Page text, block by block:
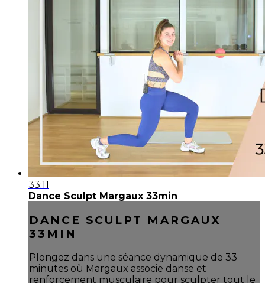
33:11
Dance Sculpt Margaux 33min
DANCE SCULPT MARGAUX
33MIN
Plongez dans une séance dynamique de 33
minutes où Margaux associe danse et
renforcement musculaire pour sculpter tout le